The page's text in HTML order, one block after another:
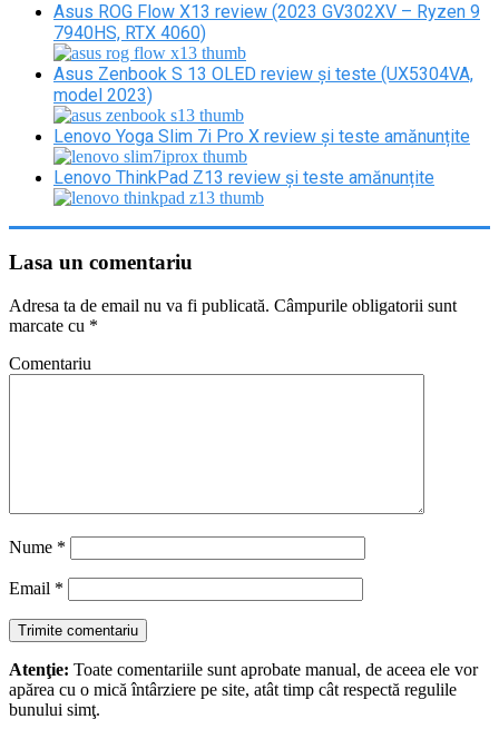
Asus ROG Flow X13 review (2023 GV302XV – Ryzen 9
7940HS, RTX 4060)
Asus Zenbook S 13 OLED review și teste (UX5304VA,
model 2023)
Lenovo Yoga Slim 7i Pro X review și teste amănunțite
Lenovo ThinkPad Z13 review și teste amănunțite
Lasa un comentariu
Adresa ta de email nu va fi publicată. Câmpurile obligatorii sunt
marcate cu *
Comentariu
Nume *
Email *
Atenţie: Toate comentariile sunt aprobate manual, de aceea ele vor
apărea cu o mică întârziere pe site, atât timp cât respectă regulile
bunului simţ.